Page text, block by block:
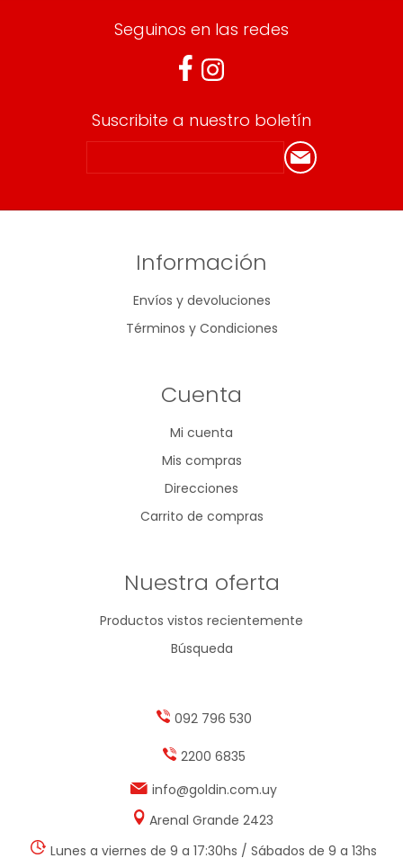
Seguinos en las redes
Suscribite a nuestro boletín
Información
Envíos y devoluciones
Términos y Condiciones
Cuenta
Mi cuenta
Mis compras
Direcciones
Carrito de compras
Nuestra oferta
Productos vistos recientemente
Búsqueda
092 796 530
2200 6835
info@goldin.com.uy
Arenal Grande 2423
Lunes a viernes de 9 a 17:30hs / Sábados de 9 a 13hs